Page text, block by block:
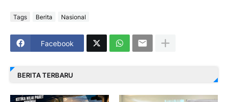
Tags Berita Nasional
Facebook
BERITA TERBARU